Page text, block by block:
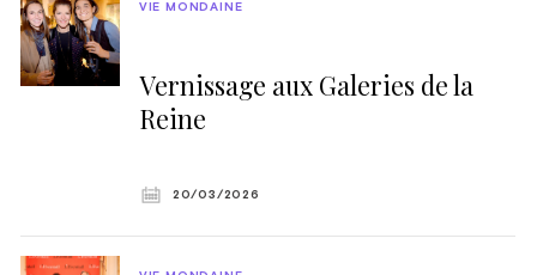
Vernissage aux Galeries de la
Reine
VIE MONDAINE
20/03/2026